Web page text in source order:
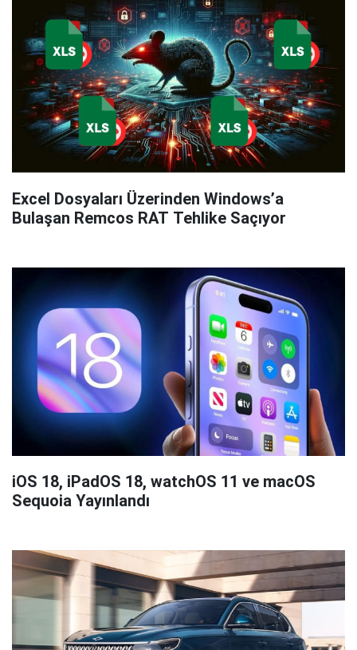
Excel Dosyaları Üzerinden Windows’a
Bulaşan Remcos RAT Tehlike Saçıyor
iOS 18, iPadOS 18, watchOS 11 ve macOS
Sequoia Yayınlandı